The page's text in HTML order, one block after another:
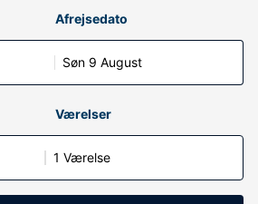
Afrejsedato
Søn 9 August
Værelser
1 Værelse